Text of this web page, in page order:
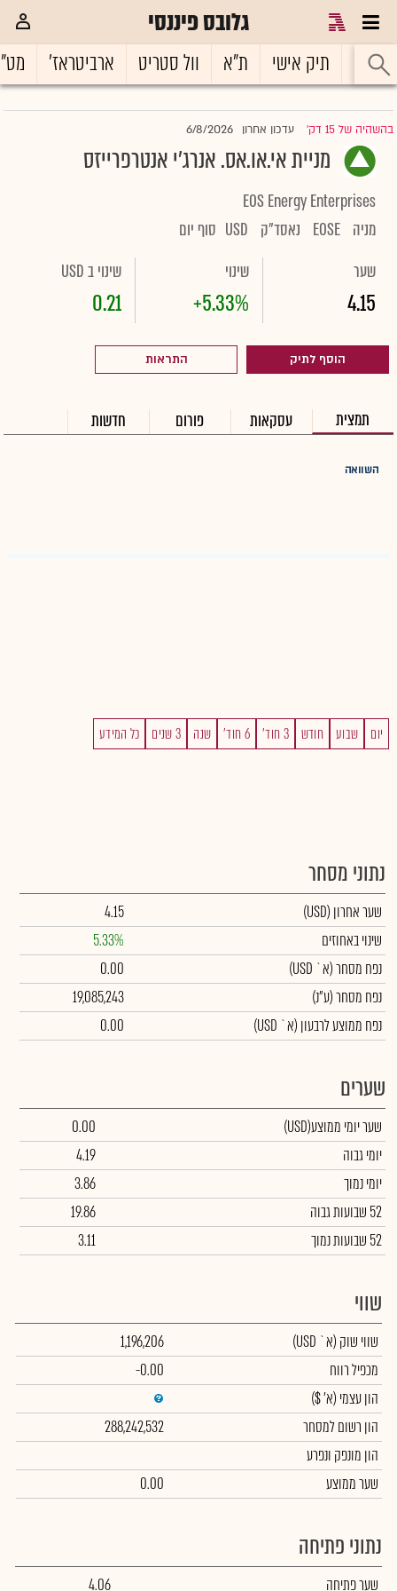
גלובס פיננסי
ראשי תיק אישי ת"א וול סטריט ארביטראז'
בהשהיה של 15 דק' |עדכון אחרון 6/8/2026
מניית אי.או.אס. אנרג'י אנטרפרייזס
EOS Energy Enterprises
מניה EOSE נאסד"ק USD סוף יום
שער
4.15
שינוי
+5.33%
שינוי ב USD
0.21
הוסף לתיק התראות
תמצית עסקאות פורום חדשות
השוואה
יום שבוע חודש 3 חוד' 6 חוד' שנה 3 שנים כל המידע
נתוני מסחר
שער אחרון (USD)
4.15
שינוי באחוזים
5.33%
נפח מסחר(א` USD)
0.00
נפח מסחר(ע"נ)
19,085,243
נפח ממוצע לרבעון (א` USD)
0.00
שערים
שער יומי ממוצע(USD)
0.00
יומי גבוה
4.19
יומי נמוך
3.86
52 שבועות גבוה
19.86
52 שבועות נמוך
3.11
שווי
שווי שוק (א` USD)
1,196,206
מכפיל רווח
-0.00
הון עצמי (א' $)
הון רשום למסחר
288,242,532
הון מונפק ונפרע
שער ממוצע
0.00
נתוני פתיחה
שער פתיחה 4.06